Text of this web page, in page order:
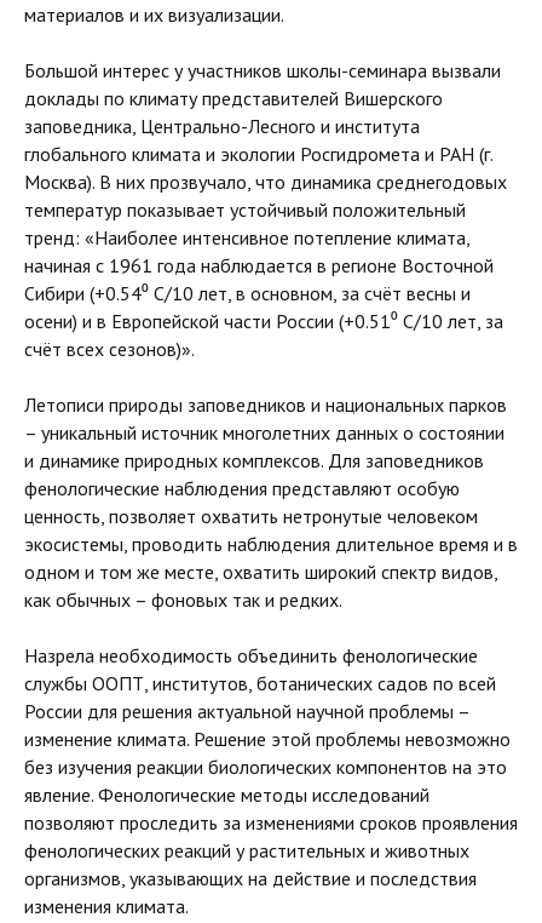
материалов и их визуализации.
Большой интерес у участников школы-семинара вызвали
доклады по климату представителей Вишерского
заповедника, Центрально-Лесного и института
глобального климата и экологии Росгидромета и РАН (г.
Москва). В них прозвучало, что динамика среднегодовых
температур показывает устойчивый положительный
тренд: «Наиболее интенсивное потепление климата,
начиная с 1961 года наблюдается в регионе Восточной
Сибири (+0.54⁰ С/10 лет, в основном, за счёт весны и
осени) и в Европейской части России (+0.51⁰ С/10 лет, за
счёт всех сезонов)».
Летописи природы заповедников и национальных парков
– уникальный источник многолетних данных о состоянии
и динамике природных комплексов. Для заповедников
фенологические наблюдения представляют особую
ценность, позволяет охватить нетронутые человеком
экосистемы, проводить наблюдения длительное время и в
одном и том же месте, охватить широкий спектр видов,
как обычных – фоновых так и редких.
Назрела необходимость объединить фенологические
службы ООПТ, институтов, ботанических садов по всей
России для решения актуальной научной проблемы –
изменение климата. Решение этой проблемы невозможно
без изучения реакции биологических компонентов на это
явление. Фенологические методы исследований
позволяют проследить за изменениями сроков проявления
фенологических реакций у растительных и животных
организмов, указывающих на действие и последствия
изменения климата.